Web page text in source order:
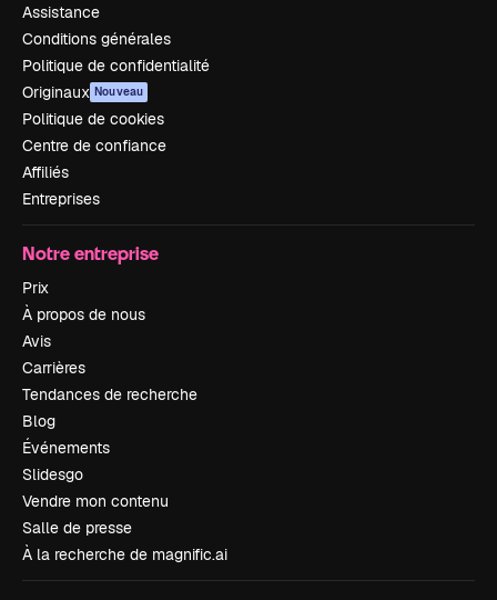
Assistance
Conditions générales
Politique de confidentialité
Originaux Nouveau
Politique de cookies
Centre de confiance
Affiliés
Entreprises
Notre entreprise
Prix
À propos de nous
Avis
Carrières
Tendances de recherche
Blog
Événements
Slidesgo
Vendre mon contenu
Salle de presse
À la recherche de magnific.ai